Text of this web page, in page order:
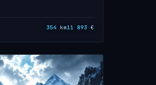
354 km11 893 €